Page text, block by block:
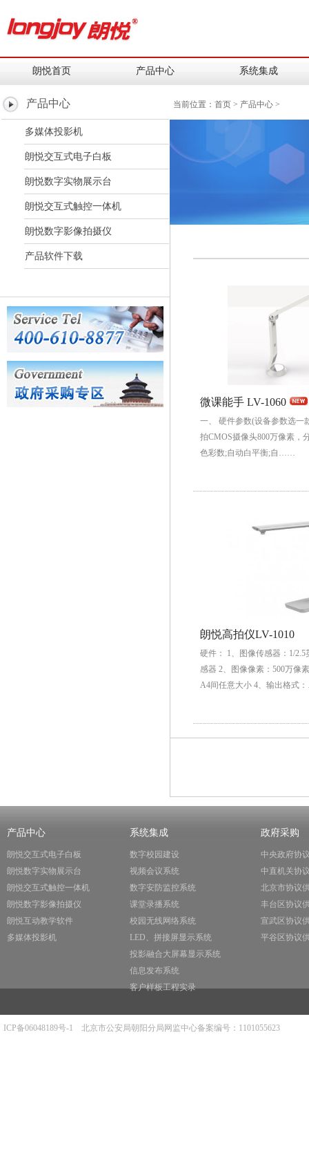
朗悦首页 产品中心 系统集成
产品中心
多媒体投影机
朗悦交互式电子白板
朗悦数字实物展示台
朗悦交互式触控一体机
朗悦数字影像拍摄仪
产品软件下载
当前位置： 首页 > 产品中心 >
微课能手 LV-1060
一、 硬件参数(设备参数选一
拍CMOS摄像头800万像素，
色彩数;自动白平衡;自……
朗悦高拍仪LV-1010
硬件： 1、图像传感器：1/
感器 2、图像像素：500万像
A4间任意大小 4、输出格式
产品中心
朗悦交互式电子白板
朗悦数字实物展示台
朗悦交互式触控一体机
朗悦数字影像拍摄仪
朗悦互动教学软件
多媒体投影机
系统集成
数字校园建设
视频会议系统
数字安防监控系统
课堂录播系统
校园无线网络系统
LED、拼接屏显示系统
投影融合大屏幕显示系统
信息发布系统
客户样板工程实录
政府采购
中央政府协
中直机关协
北京市协议
丰台区协议
宣武区协议
平谷区协议
ICP备06048189号-1 北京市公安局朝阳分局网监中心备案编号：1101055623